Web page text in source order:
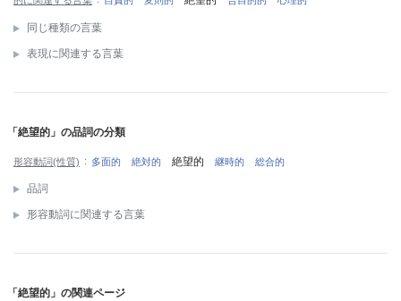
同じ種類の言葉
表現に関連する言葉
「絶望的」の品詞の分類
形容動詞(性質) 多面的 絶対的 絶望的 継時的 総合的
品詞
形容動詞に関連する言葉
「絶望的」の関連ページ